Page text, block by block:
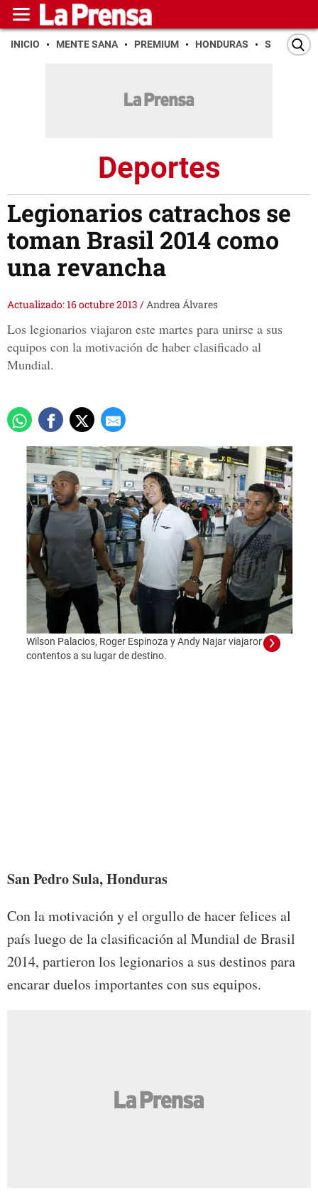
INICIO MENTE SANA PREMIUM HONDURAS SAN PEDRO
Deportes
Legionarios catrachos se
toman Brasil 2014 como
una revancha
Actualizado: 16 octubre 2013 /Andrea Álvares
Los legionarios viajaron este martes para unirse a sus
equipos con la motivación de haber clasificado al
Mundial.
Wilson Palacios, Roger Espinoza y Andy Najar viajaron
contentos a su lugar de destino.
San Pedro Sula, Honduras
Con la motivación y el orgullo de hacer felices al
país luego de la clasificación al Mundial de Brasil
2014, partieron los legionarios a sus destinos para
encarar duelos importantes con sus equipos.